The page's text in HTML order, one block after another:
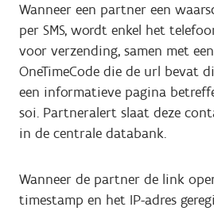
Wanneer een partner een
per SMS, wordt enkel het
voor verzending, samen met
OneTimeCode die de url bevat
een informatieve pagina
soi. Partneralert slaat deze
in de centrale databank.
Wanneer de partner de link
timestamp en het IP-adres